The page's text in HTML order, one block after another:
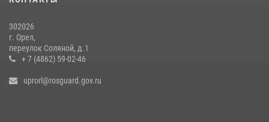
302026
г. Орел,
переулок Соляной, д.1
+ 7 (4862) 59-02-46
uprorl@rosguard.gov.ru